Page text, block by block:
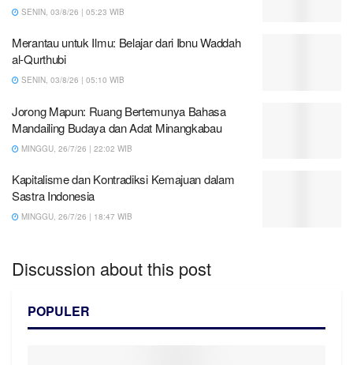
SENIN, 03/8/26 | 05:23 WIB
Merantau untuk Ilmu: Belajar dari Ibnu Waddah
al-Qurthubi
SENIN, 03/8/26 | 05:10 WIB
Jorong Mapun: Ruang Bertemunya Bahasa
Mandailing Budaya dan Adat Minangkabau
MINGGU, 26/7/26 | 22:02 WIB
Kapitalisme dan Kontradiksi Kemajuan dalam
Sastra Indonesia
MINGGU, 26/7/26 | 18:47 WIB
Discussion about this post
POPULER